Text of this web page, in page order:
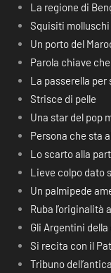
La regione di
Squisiti molluschi
Un porto del
Parola chiave
La passerella per
Strisce di pelle
Una star del pop
Persona che sta
Lo scarto alla
Lieve colpo dato
Un palmipede
Ruba l’originalità
Gli Argentini
Si recita con il
Tribuno